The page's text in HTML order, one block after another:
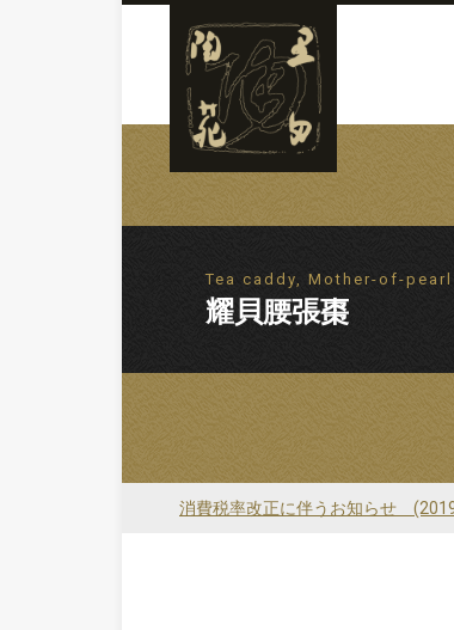
Tea caddy, Mother-of-
耀貝腰張棗
消費税率改正に伴うお知らせ